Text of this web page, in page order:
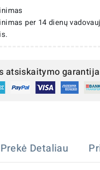
per 14 dienų
atsiskaitymo garantija
Prekė Detaliau